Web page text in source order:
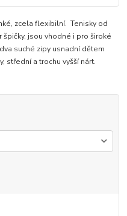
zcela flexibilní. Tenisky od
jsou vhodné i pro široké
suché zipy usnadní dětem
střední a trochu vyšší nárt.